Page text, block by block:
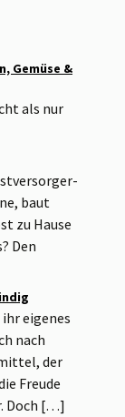
Gemüse &
als nur
baut
zu Hause
Den
eigenes
nach
der
Freude
Doch […]